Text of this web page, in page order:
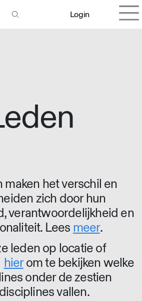
Login
maken het verschil en
zich door hun
verantwoordelijkheid en
Lees meer.
leden op locatie of
hierom te bekijken welke
onder de zestien
vallen.